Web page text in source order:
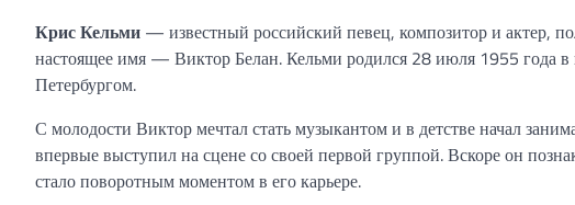
Крис Кельми — известный российский певец, композитор и актер,
настоящее имя — Виктор Белан. Кельми родился 28 июля 1955 года в
Петербургом.
С молодости Виктор мечтал стать музыкантом и в детстве начал
впервые выступил на сцене со своей первой группой. Вскоре он
стало поворотным моментом в его карьере.